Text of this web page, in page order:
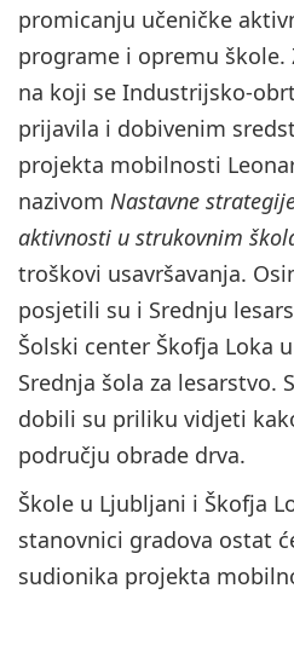
promicanju učeničke
programe i opremu škole.
na koji se Industrijsko-
prijavila i dobivenim
projekta mobilnosti
nazivom Nastavne
aktivnosti u strukovnim
troškovi usavršavanja.
posjetili su i Srednju
Šolski center Škofja Loka
Srednja šola za lesarstvo.
dobili su priliku vidjeti
području obrade drva.
Škole u Ljubljani i Škofja
stanovnici gradova ostat
sudionika projekta